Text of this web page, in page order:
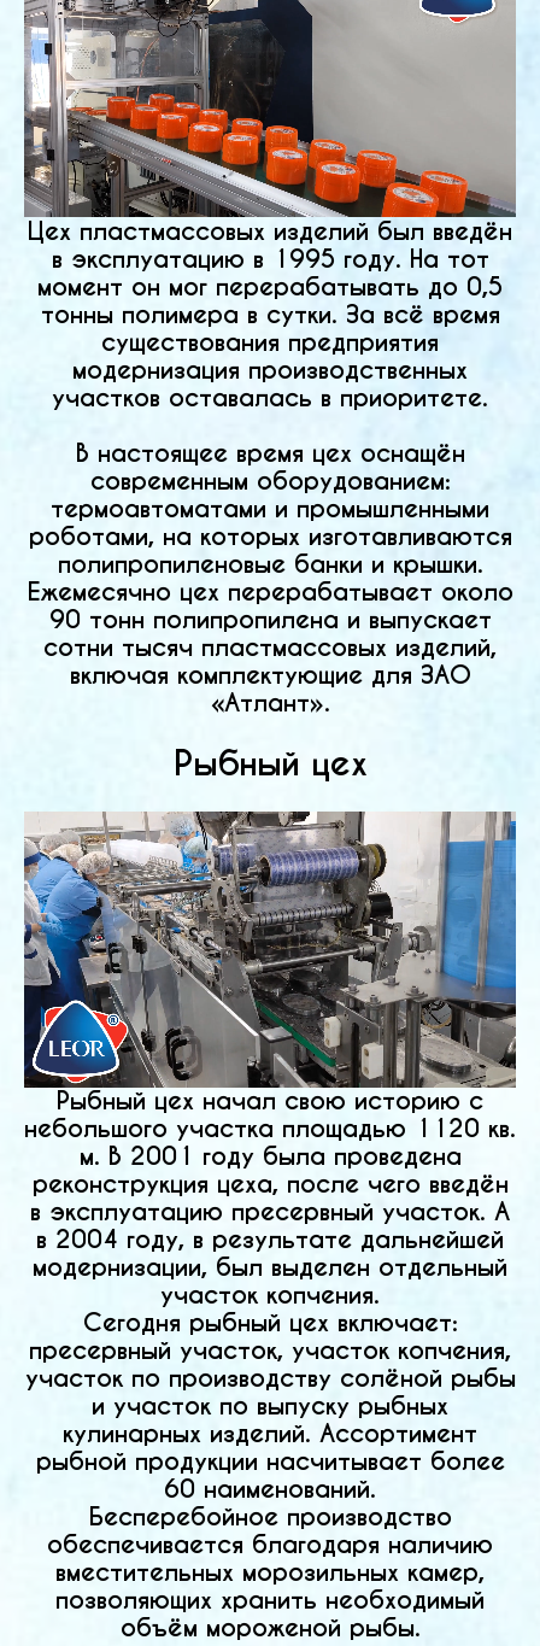
Цех пластмассовых изделий был введён
в эксплуатацию в 1995 году. На тот
момент он мог перерабатывать до 0,5
тонны полимера в сутки. За всё время
существования предприятия
модернизация производственных
участков оставалась в приоритете.
В настоящее время цех оснащён
современным оборудованием:
термоавтоматами и промышленными
роботами, на которых изготавливаются
полипропиленовые банки и крышки.
Ежемесячно цех перерабатывает около
90 тонн полипропилена и выпускает
сотни тысяч пластмассовых изделий,
включая комплектующие для ЗАО
«Атлант».
Рыбный цех
Рыбный цех начал свою историю с
небольшого участка площадью 1120 кв.
м. В 2001 году была проведена
реконструкция цеха, после чего введён
в эксплуатацию пресервный участок. А
в 2004 году, в результате дальнейшей
модернизации, был выделен отдельный
участок копчения.
Сегодня рыбный цех включает:
пресервный участок, участок копчения,
участок по производству солёной рыбы
и участок по выпуску рыбных
кулинарных изделий. Ассортимент
рыбной продукции насчитывает более
60 наименований.
Бесперебойное производство
обеспечивается благодаря наличию
вместительных морозильных камер,
позволяющих хранить необходимый
объём мороженой рыбы.